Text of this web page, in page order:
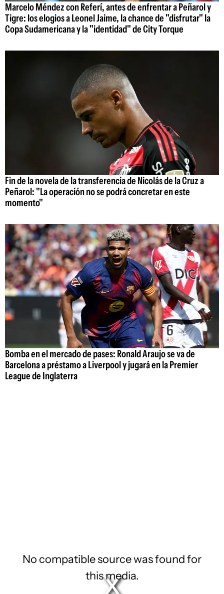
Marcelo Méndez con Referí, antes de enfrentar a Peñarol y
Tigre: los elogios a Leonel Jaime, la chance de "disfrutar" la
Copa Sudamericana y la "identidad" de City Torque
Fin de la novela de la transferencia de Nicolás de la Cruz a
Peñarol: "La operación no se podrá concretar en este
momento"
Bomba en el mercado de pases: Ronald Araujo se va de
Barcelona a préstamo a Liverpool y jugará en la Premier
League de Inglaterra
No compatible source was found for
this media.